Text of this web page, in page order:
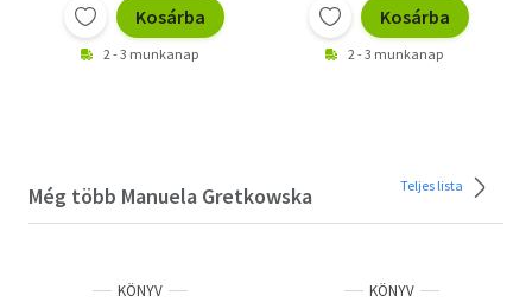
Kosárba
2 - 3 munkanap
Kosárba
2 - 3 munkanap
Még több Manuela Gretkowska Teljes lista
KÖNYV KÖNYV